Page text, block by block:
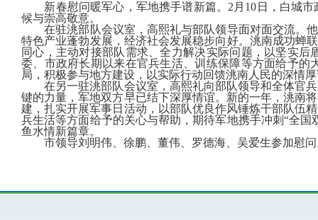
新春慰问暖军心，军地携手谱新篇。2月10日，白城
候与崇高敬意。
在驻洮部队会议室，高熙礼与部队领导面对面交流。
特色产业蓬勃发展，经济社会发展稳步向好。洮南成功蝉
同心，主动对接部队需求、全力解决实际问题，以坚实
委、市政府长期以来在官兵生活、训练保障等方面给予
局，积极参与地方建设，以实际行动回馈洮南人民的深情
在另一驻洮部队会议室，高熙礼向部队领导和全体官
键的力量，军地双方早已结下深厚情谊。新的一年，洮南
建，扎实开展军事日活动，以部队优良作风锤炼干部队伍
兵生活等方面给予的关心与帮助，期待军地携手冲刺“全
鱼水情新篇章。
市领导刘明伟、徐鹏、董伟、罗德海、吴爱生参加慰